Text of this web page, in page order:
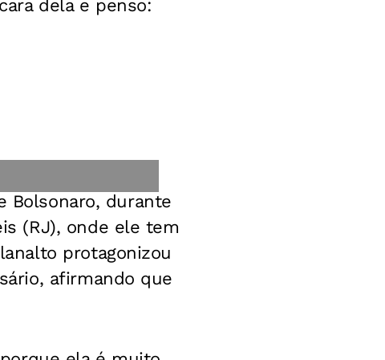
dela e penso:
Bolsonaro, durante
(RJ), onde ele tem
protagonizou
afirmando que